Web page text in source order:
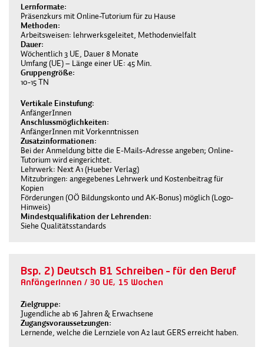
Lernformate
Präsenzkurs mit Online-Tutorium für zu Hause
Methoden
Arbeitsweisen: lehrwerksgeleitet, Methodenvielfalt
Dauer
Wöchentlich 3 UE, Dauer 8 Monate
Umfang (UE) – Länge einer UE: 45 Min.
Gruppengröße
10-15 TN
Vertikale Einstufung
AnfängerInnen
Anschlussmöglichkeiten
AnfängerInnen mit Vorkenntnissen
Zusatzinformationen
Bei der Anmeldung bitte die E-Mails-Adresse angeben; Online-
Tutorium wird eingerichtet.
Lehrwerk: Next A1 (Hueber Verlag)
Mitzubringen: angegebenes Lehrwerk und Kostenbeitrag für
Kopien
Förderungen (OÖ Bildungskonto und AK-Bonus) möglich (Logo-
Hinweis)
Mindestqualifikation der Lehrenden
Siehe Qualitätsstandards
Bsp. 2) Deutsch B1 Schreiben – für den Beruf
AnfängerInnen / 30 UE, 15 Wochen
Zielgruppe
Jugendliche ab 16 Jahren & Erwachsene
Zugangsvoraussetzungen
Lernende, welche die Lernziele von A2 laut GERS erreicht haben.